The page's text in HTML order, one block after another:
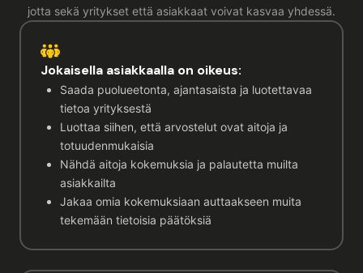
jotta sekä yritykset että asiakkaat voivat kasvaa yhdessä.
Jokaisella asiakkaalla on oikeus:
Saada puolueetonta, ajantasaista ja luotettavaa
tietoa yrityksestä
Luottaa siihen, että arvostelut ovat aitoja ja
totuudenmukaisia
Nähdä aitoja kokemuksia ja palautetta muilta
asiakkailta
Jakaa omia kokemuksiaan auttaakseen muita
tekemään tietoisia päätöksiä